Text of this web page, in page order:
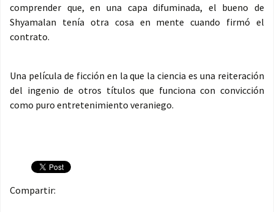
comprender que, en una capa difuminada, el bueno de
Shyamalan tenía otra cosa en mente cuando firmó el
contrato.
Una película de ficción en la que la ciencia es una reiteración
del ingenio de otros títulos que funciona con convicción
como puro entretenimiento veraniego.
Compartir: